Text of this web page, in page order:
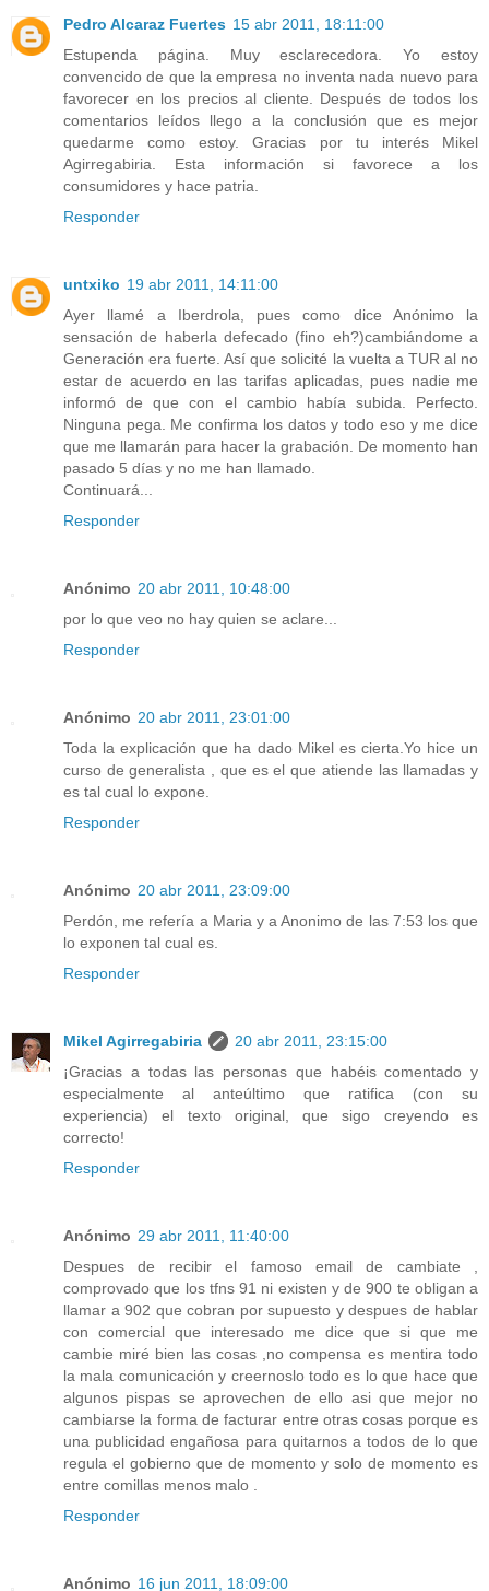
Pedro Alcaraz Fuertes 15 abr 2011, 18:11:00
Estupenda página. Muy esclarecedora. Yo estoy
convencido de que la empresa no inventa nada nuevo para
favorecer en los precios al cliente. Después de todos los
comentarios leídos llego a la conclusión que es mejor
quedarme como estoy. Gracias por tu interés Mikel
Agirregabiria. Esta información si favorece a los
consumidores y hace patria.
Responder
untxiko 19 abr 2011, 14:11:00
Ayer llamé a Iberdrola, pues como dice Anónimo la
sensación de haberla defecado (fino eh?)cambiándome a
Generación era fuerte. Así que solicité la vuelta a TUR al no
estar de acuerdo en las tarifas aplicadas, pues nadie me
informó de que con el cambio había subida. Perfecto.
Ninguna pega. Me confirma los datos y todo eso y me dice
que me llamarán para hacer la grabación. De momento han
pasado 5 días y no me han llamado.
Continuará...
Responder
Anónimo 20 abr 2011, 10:48:00
por lo que veo no hay quien se aclare...
Responder
Anónimo 20 abr 2011, 23:01:00
Toda la explicación que ha dado Mikel es cierta.Yo hice un
curso de generalista , que es el que atiende las llamadas y
es tal cual lo expone.
Responder
Anónimo 20 abr 2011, 23:09:00
Perdón, me refería a Maria y a Anonimo de las 7:53 los que
lo exponen tal cual es.
Responder
Mikel Agirregabiria
20 abr 2011, 23:15:00
¡Gracias a todas las personas que habéis comentado y
especialmente al anteúltimo que ratifica (con su
experiencia) el texto original, que sigo creyendo es
correcto!
Responder
Anónimo 29 abr 2011, 11:40:00
Despues de recibir el famoso email de cambiate ,
comprovado que los tfns 91 ni existen y de 900 te obligan a
llamar a 902 que cobran por supuesto y despues de hablar
con comercial que interesado me dice que si que me
cambie miré bien las cosas ,no compensa es mentira todo
la mala comunicación y creernoslo todo es lo que hace que
algunos pispas se aprovechen de ello asi que mejor no
cambiarse la forma de facturar entre otras cosas porque es
una publicidad engañosa para quitarnos a todos de lo que
regula el gobierno que de momento y solo de momento es
entre comillas menos malo .
Responder
Anónimo 16 jun 2011, 18:09:00